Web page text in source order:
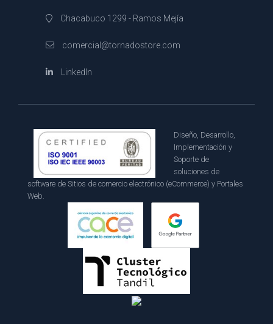
Chacabuco 1299 - Ramos Mejía
comercial@tornadostore.com
LinkedIn
Diseño, Desarrollo,
Implementación y
Soporte de
soluciones de
software de Sitios de comercio electrónico (eCommerce) y Portales
Web.